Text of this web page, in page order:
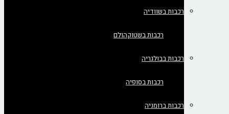
רכבות בשוודיה
רכבות בשטוקהולם
רכבות בבולגריה
רכבות בסופיה
רכבות ברומניה